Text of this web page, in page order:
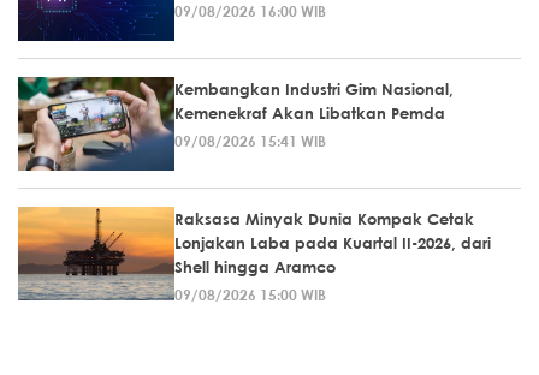
09/08/2026 16:00 WIB
Kembangkan Industri Gim Nasional,
Kemenekraf Akan Libatkan Pemda
09/08/2026 15:41 WIB
Raksasa Minyak Dunia Kompak Cetak
Lonjakan Laba pada Kuartal II-2026, dari
Shell hingga Aramco
09/08/2026 15:00 WIB